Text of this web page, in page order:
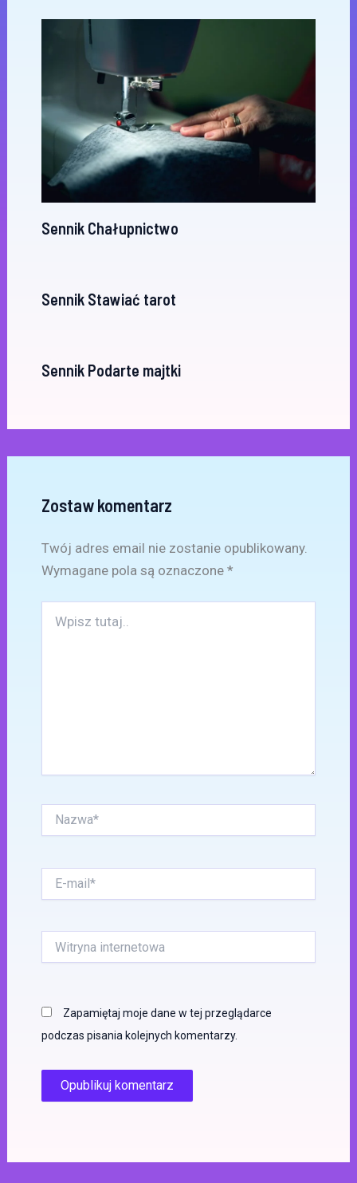
Sennik Chałupnictwo
Sennik Stawiać tarot
Sennik Podarte majtki
Zostaw komentarz
Twój adres email nie zostanie opublikowany.
Wymagane pola są oznaczone *
tutaj..
mail*
internetowa
Zapamiętaj moje dane w tej przeglądarce
podczas pisania kolejnych komentarzy.